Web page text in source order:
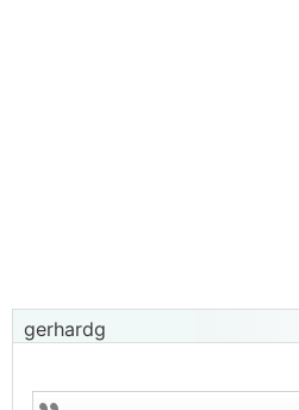
gerhardg